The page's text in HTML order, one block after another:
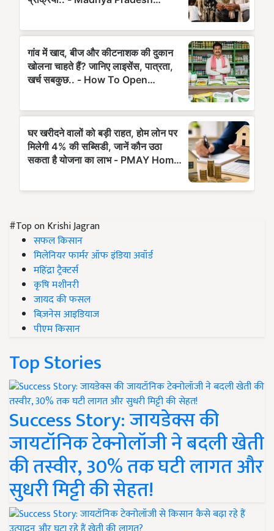
#Top on Krishi Jagran
सफल किसान
मिलेनियर फार्मर ऑफ इंडिया अवॉर्ड
महिंद्रा ट्रैक्टर्स
कृषि मशीनरी
जायद की फसल
बिज़नेस आइडियाज
पीएम किसान
Top Stories
Success Story: जायडेक्स की
जायटॉनिक टेक्नोलॉजी ने बदली खेती
की तस्वीर, 30% तक घटी लागत और
सुधरी मिट्टी की सेहत!